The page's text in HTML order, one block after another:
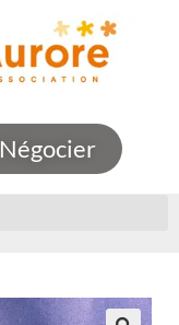
Négocier